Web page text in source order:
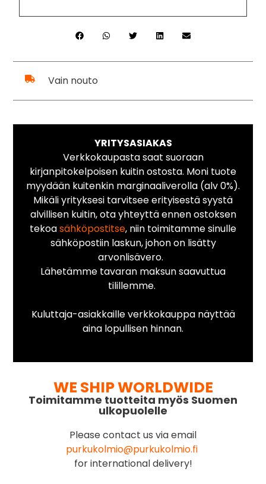
Vain nouto
YRITYSASIAKAS
Verkkokaupasta saat suoraan
kirjanpitokelpoisen kuitin ostosta. Moni tuote
myydään kuitenkin marginaaliverolla (alv 0%).
Mikäli yrityksesi tarvitsee erityisestä syystä
alvillisen kuitin, ota yhteyttä ennen ostoksen
tekoasähköpostitse, niin toimitamme sinulle
sähköpostiin laskun, johon on lisätty
arvonlisävero.
Lähetämme tavaran maksun saavuttua
tilillemme.
Kuluttaja-asiakkaille verkkokauppa näyttää
aina lopullisen hinnan.
WE SHIP WORLDWIDE
Toimitamme tuotteita myös Suomen
ulkopuolelle
Please contact us via email
purkukolmio@purkukolmio.fi
for international delivery!